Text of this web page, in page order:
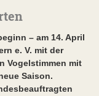
– am 14. April
e. V. mit der
Vogelstimmen mit
Saison.